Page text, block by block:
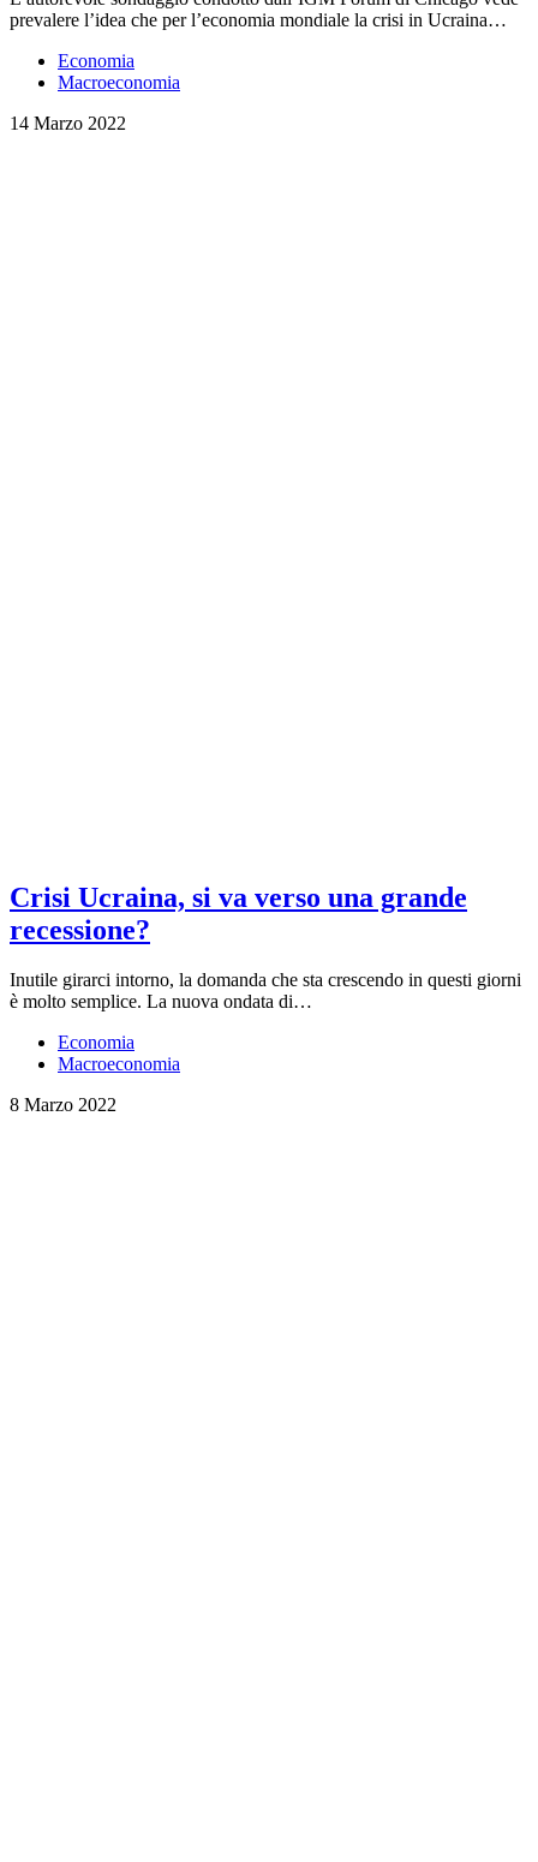
prevalere l’idea che per l’economia mondiale la crisi in Ucraina…
Economia
Macroeconomia
14 Marzo 2022
Crisi Ucraina, si va verso una grande
recessione?
Inutile girarci intorno, la domanda che sta crescendo in questi giorni
è molto semplice. La nuova ondata di…
Economia
Macroeconomia
8 Marzo 2022